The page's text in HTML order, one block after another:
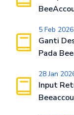
5 Feb 2026
Ganti
Pada
28 Jan
Input